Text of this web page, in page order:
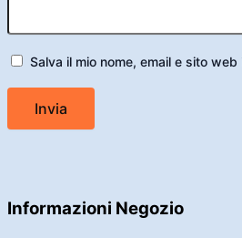
Salva il mio nome, email e sito
Informazioni Negozio